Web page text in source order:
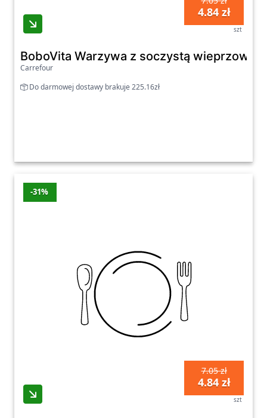
4.84 zł
szt
BoboVita Warzywa z soczystą
Carrefour
Do darmowej dostawy brakuje 225.16zł
-31%
7.05 zł
4.84 zł
szt